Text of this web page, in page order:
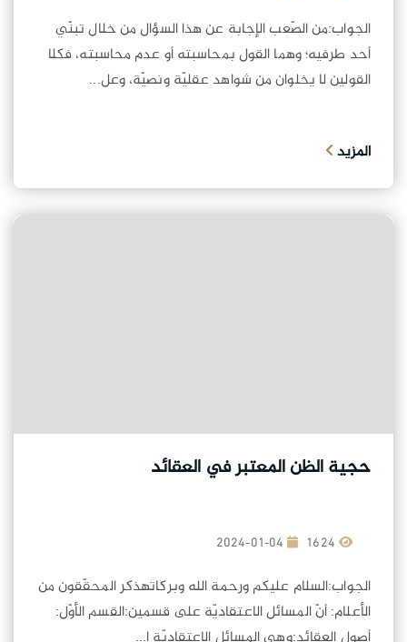
الجواب:من الصّعب الإجابة عن هذا السؤال من خلال تبنّي
أحد طرفيه؛ وهما القول بمحاسبته أو عدم محاسبته، فكلا
القولين لا يخلوان من شواهد عقليّة ونصيّة، وعل...
المزيد
حجية الظن المعتبر في العقائد
2024-01-04
الجواب:السلام عليكم ورحمة الله وبركاتهذكر المحقّقون من
الأعلام: أنّ المسائل الاعتقاديّة على قسمين:القسم الأوّل: